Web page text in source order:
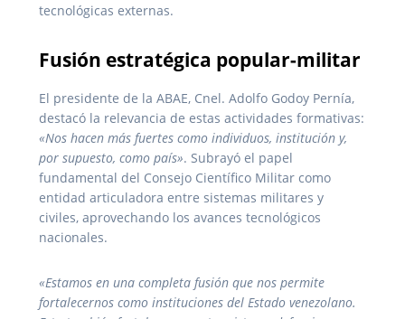
tecnológicas externas.
Fusión estratégica popular-militar
El presidente de la ABAE, Cnel. Adolfo Godoy Pernía,
destacó la relevancia de estas actividades formativas:
«Nos hacen más fuertes como individuos, institución y,
por supuesto, como país». Subrayó el papel
fundamental del Consejo Científico Militar como
entidad articuladora entre sistemas militares y
civiles, aprovechando los avances tecnológicos
nacionales.
«Estamos en una completa fusión que nos permite
fortalecernos como instituciones del Estado venezolano.